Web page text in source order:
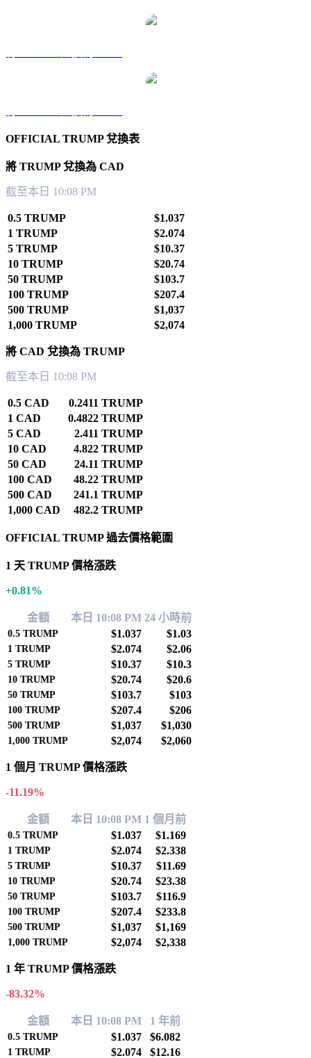
OFFICIAL TRUMP 兌換表
將 TRUMP 兌換為 CAD
截至本日 10:08 PM
0.5 TRUMP
$1.037
1 TRUMP
$2.074
5 TRUMP
$10.37
10 TRUMP
$20.74
50 TRUMP
$103.7
100 TRUMP
$207.4
500 TRUMP
$1,037
1,000 TRUMP
$2,074
將 CAD 兌換為 TRUMP
截至本日 10:08 PM
0.5 CAD
0.2411 TRUMP
1 CAD
0.4822 TRUMP
5 CAD
2.411 TRUMP
10 CAD
4.822 TRUMP
50 CAD
24.11 TRUMP
100 CAD
48.22 TRUMP
500 CAD
241.1 TRUMP
1,000 CAD
482.2 TRUMP
OFFICIAL TRUMP 過去價格範圍
1 天 TRUMP 價格漲跌
+0.81%
金額 本日 10:08 PM 24 小時前
0.5 TRUMP $1.037 $1.03
1 TRUMP $2.074 $2.06
5 TRUMP $10.37 $10.3
10 TRUMP $20.74 $20.6
50 TRUMP $103.7 $103
100 TRUMP $207.4 $206
500 TRUMP $1,037 $1,030
1,000 TRUMP $2,074 $2,060
1 個月 TRUMP 價格漲跌
-11.19%
金額 本日 10:08 PM 1 個月前
0.5 TRUMP $1.037 $1.169
1 TRUMP $2.074 $2.338
5 TRUMP $10.37 $11.69
10 TRUMP $20.74 $23.38
50 TRUMP $103.7 $116.9
100 TRUMP $207.4 $233.8
500 TRUMP $1,037 $1,169
1,000 TRUMP $2,074 $2,338
1 年 TRUMP 價格漲跌
-83.32%
金額 本日 10:08 PM 1 年前
0.5 TRUMP $1.037 $6.082
1 TRUMP $2.074 $12.16